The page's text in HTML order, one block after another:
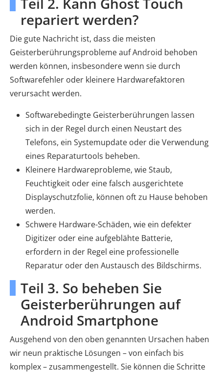
repariert werden?
Die gute Nachricht ist, dass die meisten
Geisterberührungsprobleme auf Android behoben
werden können, insbesondere wenn sie durch
Softwarefehler oder kleinere Hardwarefaktoren
verursacht werden.
Softwarebedingte Geisterberührungen lassen
sich in der Regel durch einen Neustart des
Telefons, ein Systemupdate oder die Verwendung
eines Reparaturtools beheben.
Kleinere Hardwareprobleme, wie Staub,
Feuchtigkeit oder eine falsch ausgerichtete
Displayschutzfolie, können oft zu Hause behoben
werden.
Schwere Hardware-Schäden, wie ein defekter
Digitizer oder eine aufgeblähte Batterie,
erfordern in der Regel eine professionelle
Reparatur oder den Austausch des Bildschirms.
Teil 3. So beheben Sie
Geisterberührungen auf
Android Smartphone
Ausgehend von den oben genannten Ursachen haben
wir neun praktische Lösungen – von einfach bis
komplex – zusammengestellt. Sie können die Schritte